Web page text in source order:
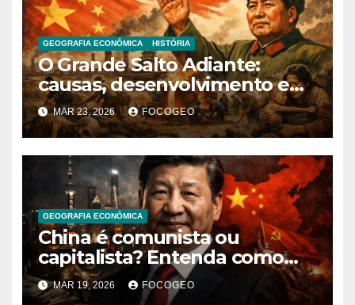
GEOGRAFIA ECONÔMICA HISTÓRIA
O Grande Salto Adiante:
causas, desenvolvimento e
consequências de uma das
políticas mais controversas
da China
MAR 23, 2026 FOCOGEO
GEOGRAFIA ECONÔMICA
China é comunista ou
capitalista? Entenda como
funciona o modelo
econômico e político chinês
MAR 19, 2026 FOCOGEO